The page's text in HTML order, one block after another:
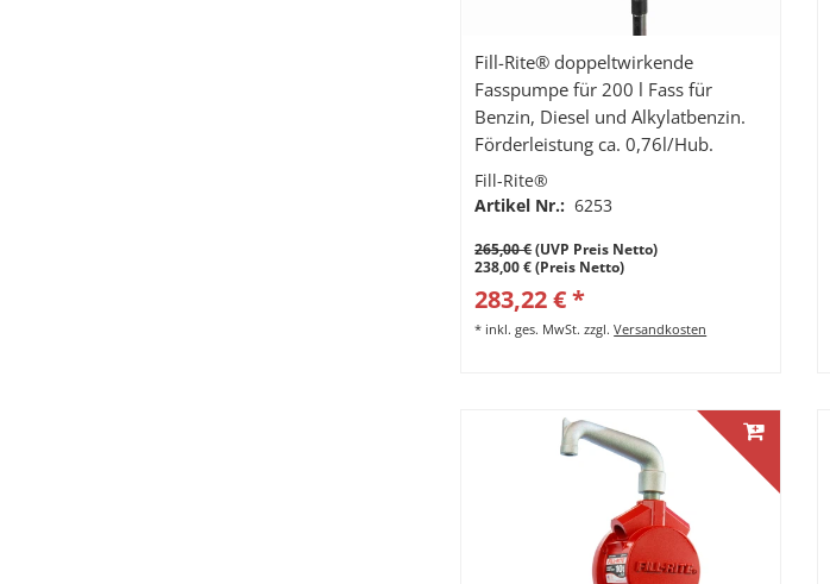
Fill-Rite® doppeltwirkende
Fasspumpe für 200 l Fass für
Benzin, Diesel und Alkylatbenzin.
Förderleistung ca. 0,76l/Hub.
Fill-Rite®
Artikel Nr.: 6253
265,00 €(UVP Preis Netto)
238,00 € (Preis Netto)
283,22 € *
* inkl. ges. MwSt. zzgl.Versandkosten